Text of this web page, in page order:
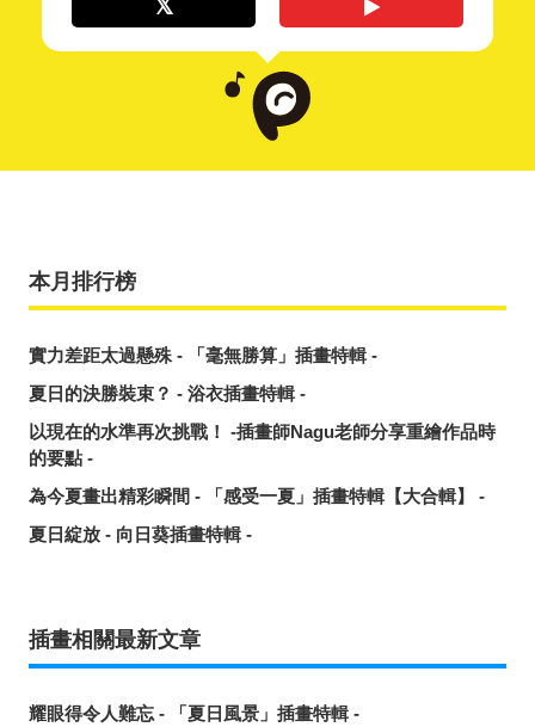
本月排行榜
實力差距太過懸殊 - 「毫無勝算」插畫特輯 -
夏日的決勝裝束？ - 浴衣插畫特輯 -
以現在的水準再次挑戰！ -插畫師Nagu老師分享重繪作品時
的要點 -
為今夏畫出精彩瞬間 - 「感受一夏」插畫特輯【大合輯】 -
夏日綻放 - 向日葵插畫特輯 -
插畫相關最新文章
耀眼得令人難忘 - 「夏日風景」插畫特輯 -